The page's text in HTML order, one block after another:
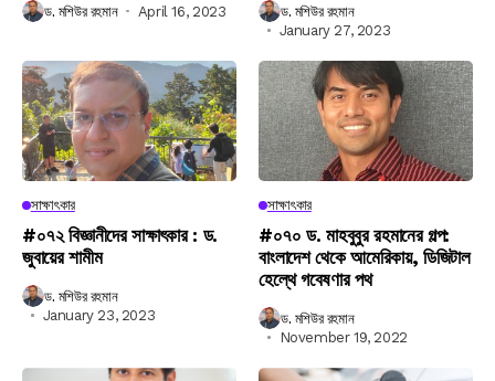
ড. মশিউর রহমান April 16, 2023
ড. মশিউর রহমান
January 27, 2023
সাক্ষাৎকার
#০৭২ বিজ্ঞানীদের সাক্ষাৎকার : ড.
জুবায়ের শামীম
ড. মশিউর রহমান
January 23, 2023
সাক্ষাৎকার
#০৭০ ড. মাহবুবুর রহমানের গল্প:
বাংলাদেশ থেকে আমেরিকায়, ডিজিটাল
হেল্থে গবেষণার পথ
ড. মশিউর রহমান
November 19, 2022